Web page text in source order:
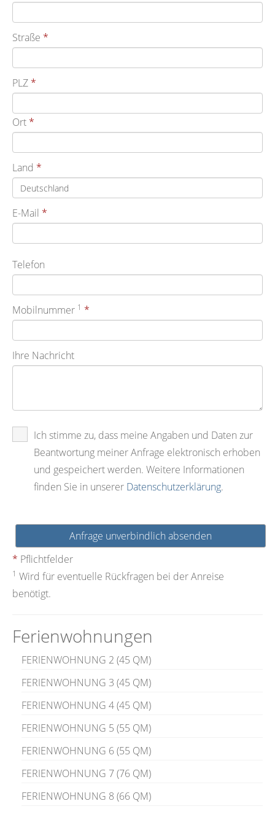
Straße
PLZ
Ort
Land
E-Mail
Telefon
Mobilnummer 1
Ihre Nachricht
Ich stimme zu, dass meine Angaben und Daten zur
Beantwortung meiner Anfrage elektronisch erhoben
und gespeichert werden. Weitere Informationen
finden Sie in unserer Datenschutzerklärung.
Anfrage unverbindlich absenden
Pflichtfelder
1 Wird für eventuelle Rückfragen bei der Anreise
benötigt.
Ferienwohnungen
FERIENWOHNUNG 2 (45 QM)
FERIENWOHNUNG 3 (45 QM)
FERIENWOHNUNG 4 (45 QM)
FERIENWOHNUNG 5 (55 QM)
FERIENWOHNUNG 6 (55 QM)
FERIENWOHNUNG 7 (76 QM)
FERIENWOHNUNG 8 (66 QM)